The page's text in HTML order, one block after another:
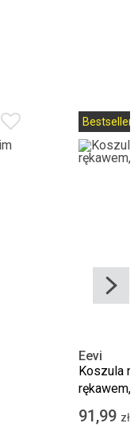
Bestseller
Eevi
Koszula
rękawem,
91,99 zł